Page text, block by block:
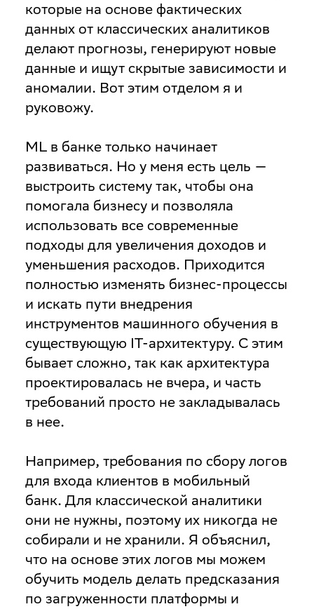
которые на основе фактических
данных от классических аналитиков
делают прогнозы, генерируют новые
данные и ищут скрытые зависимости и
аномалии. Вот этим отделом я и
руковожу.
ML в банке только начинает
развиваться. Но у меня есть цель —
выстроить систему так, чтобы она
помогала бизнесу и позволяла
использовать все современные
подходы для увеличения доходов и
уменьшения расходов. Приходится
полностью изменять бизнес-процессы
и искать пути внедрения
инструментов машинного обучения в
существующую IT-архитектуру. С этим
бывает сложно, так как архитектура
проектировалась не вчера, и часть
требований просто не закладывалась
в нее.
Например, требования по сбору логов
для входа клиентов в мобильный
банк. Для классической аналитики
они не нужны, поэтому их никогда не
собирали и не хранили. Я объяснил,
что на основе этих логов мы можем
обучить модель делать предсказания
по загруженности платформы и